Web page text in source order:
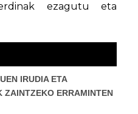
ezagutu eta
IRUDIA ETA
ZAINTZEKO ERRAMINTEN